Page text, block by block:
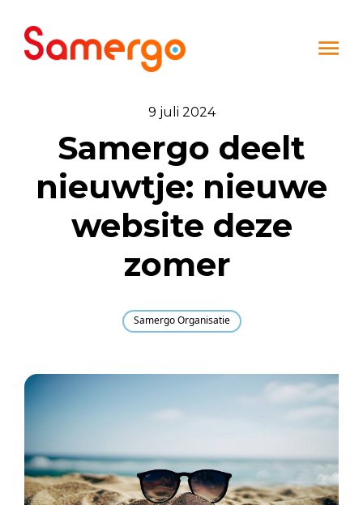
9 juli 2024
Samergo deelt
nieuwtje: nieuwe
website deze
zomer
Samergo Organisatie